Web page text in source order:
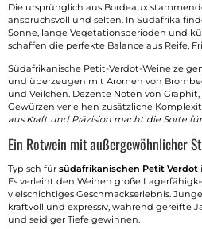
Die ursprünglich aus Bordeaux
anspruchsvoll und selten. In Südafrika
Sonne, lange Vegetationsperioden und
schaffen die perfekte Balance aus Reife,
Südafrikanische Petit-Verdot-Weine
und überzeugen mit Aromen von
und Veilchen. Dezente Noten von
Gewürzen verleihen zusätzliche
aus Kraft und Präzision macht die Sorte
Ein Rotwein mit außergewöhnlicher
Typisch für südafrikanischen Petit Verdot
Es verleiht den Weinen große
vielschichtiges Geschmackserlebnis.
kraftvoll und expressiv, während gereifte
und seidiger Tiefe gewinnen.